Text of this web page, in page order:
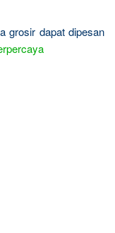
grosir dapat dipesan